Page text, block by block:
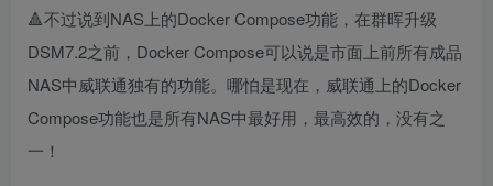
🔺不过说到NAS上的Docker Compose功能，在群晖升级
DSM7.2之前，Docker Compose可以说是市面上前所有成品
NAS中威联通独有的功能。哪怕是现在，威联通上的Docker
Compose功能也是所有NAS中最好用，最高效的，没有之
一！